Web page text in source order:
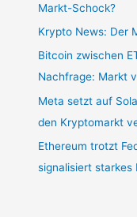
Markt-Schock?
Krypto News: Der
Bitcoin zwischen
Nachfrage: Markt
Meta setzt auf
den Kryptomarkt
Ethereum trotzt
signalisiert starkes